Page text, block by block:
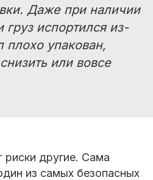
Даже при наличии
груз испортился из-
плохо упакован,
или вовсе
риски другие. Сама
из самых безопасных